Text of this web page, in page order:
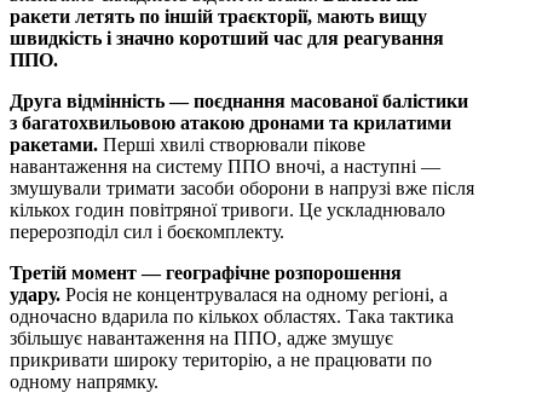
ракети летять по іншій траєкторії, мають вищу
швидкість і значно коротший час для реагування
ППО.
Друга відмінність — поєднання масованої балістики
з багатохвильовою атакою дронами та крилатими
ракетами. Перші хвилі створювали пікове
навантаження на систему ППО вночі, а наступні —
змушували тримати засоби оборони в напрузі вже після
кількох годин повітряної тривоги. Це ускладнювало
перерозподіл сил і боєкомплекту.
Третій момент — географічне розпорошення
удару. Росія не концентрувалася на одному регіоні, а
одночасно вдарила по кількох областях. Така тактика
збільшує навантаження на ППО, адже змушує
прикривати широку територію, а не працювати по
одному напрямку.